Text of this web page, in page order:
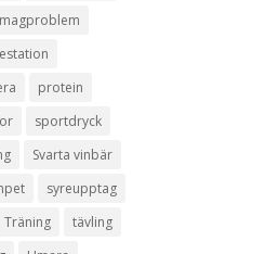
magproblem
protein
sportdryck
Svarta vinbär
syreupptag
Träning
tävling